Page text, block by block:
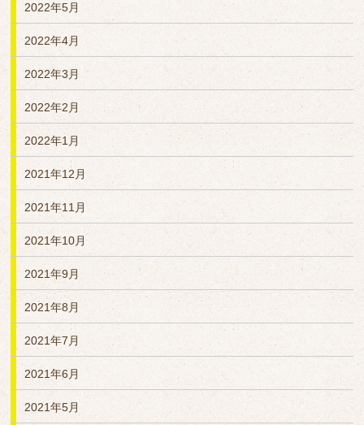
2022年5月
2022年4月
2022年3月
2022年2月
2022年1月
2021年12月
2021年11月
2021年10月
2021年9月
2021年8月
2021年7月
2021年6月
2021年5月